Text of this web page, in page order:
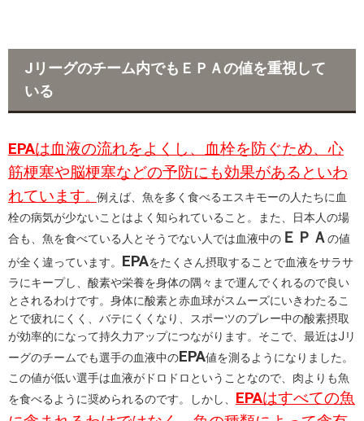
b
o
o
t
Jリーグのチーム内でもＥＰＡの値を重視して
いる
EPAは血液の流れをよくし、血栓を防ぐため、心
筋梗塞や脳梗塞などの予防にも効果があるといわ
れています。 例えば、魚を多く食べるエスキモーの人たちに血
栓の病気が少ないことはよく知られていること。また、日本人の場
合も、魚を食べている人とそうでない人では血液中の ＥＰＡの値
が全く違っています。 EPAをたくさん摂取することで血液をサラサ
ラにキープし、酸素や栄養を身体の隅々まで運んでくれるので良い
とされるわけです。身体に酸素と赤血球がスムーズにいきわたるこ
とで疲れにくく、バテにくくなり、スポーツのプレー中の酸素摂取
が効率的になって持久力アップにつながります。そこで、最近はJリ
ーグのチームでも選手の血液中のEPA値を測るようになりました。
この値が低い選手は血液がドロドロということなので、肉よりも魚
を食べるように奨められるのです。しかし、 EPAはすべての魚